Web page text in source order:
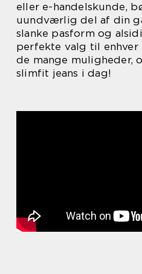
eller e-handelskunde,
uundværlig del af din
slanke pasform og
perfekte valg til
de mange muligheder,
slimfit jeans i dag!